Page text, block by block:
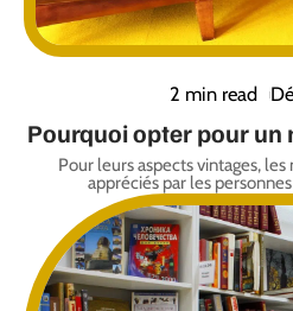
2 min read
Pourquoi opter pour
Pour leurs aspects vintages,
appréciés par les